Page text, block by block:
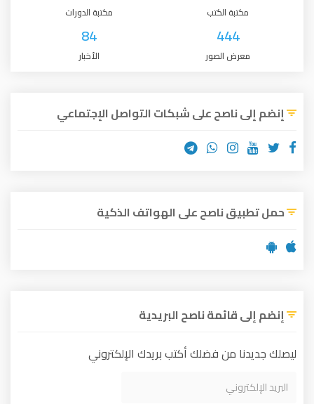
مكتبة الكتب مكتبة الدورات
444
معرض الصور
84
الأخبار
إنضم إلى ناصح على شبكات التواصل الإجتماعي
حمل تطبيق ناصح على الهواتف الذكية
إنضم إلى قائمة ناصح البريدية
ليصلك جديدنا من فضلك أكتب بريدك الإلكتروني